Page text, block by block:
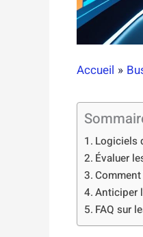
Accueil
Logiciels
Évaluer
Anticiper
FAQ sur